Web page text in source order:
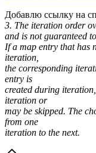
Добавлю ссылку на
3. The iteration order
and is not guaranteed
If a map entry that has
iteration,
the corresponding
entry is
created during
iteration or
may be skipped. The
from one
iteration to the next.